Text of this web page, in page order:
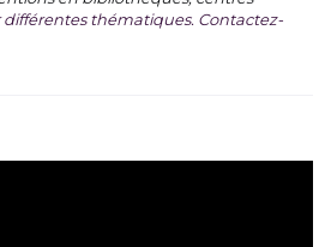
thématiques. Contactez-